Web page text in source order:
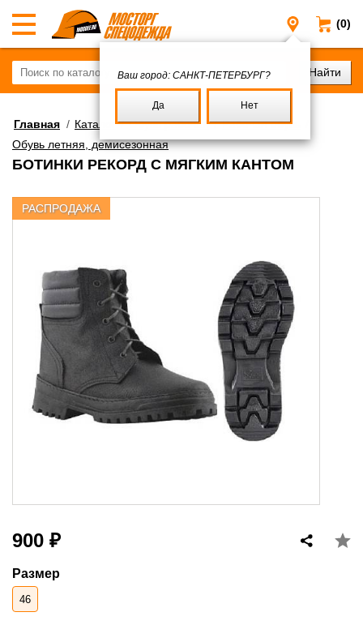
(0)
Санкт-
Ваш город: САНКТ-ПЕТЕРБУРГ?
Да Нет
Главная / Каталог/Обувь рабочая/Рабочая обувь
Обувь летняя, демисезонная
БОТИНКИ РЕКОРД С МЯГКИМ КАНТОМ
РАСПРОДАЖА
900 ₽
Размер
46